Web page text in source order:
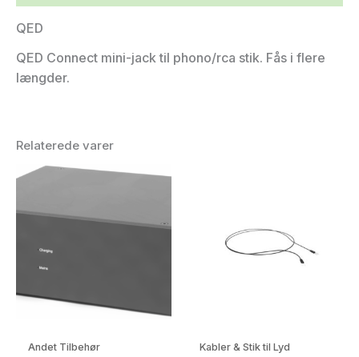
QED
QED Connect mini-jack til phono/rca stik. Fås i flere
længder.
Relaterede varer
Andet Tilbehør Kabler & Stik til Lyd